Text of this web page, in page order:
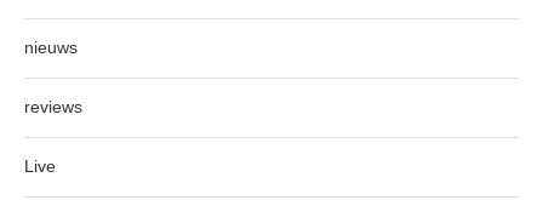
nieuws
reviews
Live